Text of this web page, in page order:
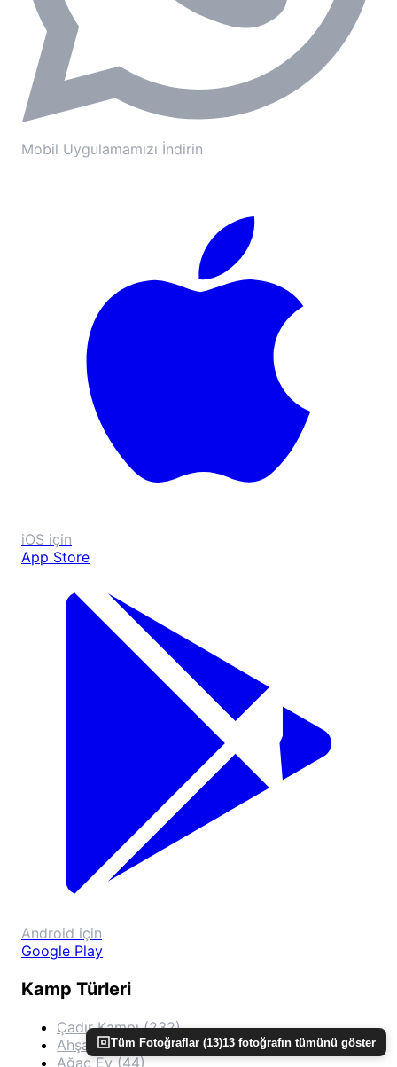
Tüm Fotoğraflar (13)13 fotoğrafın tümünü göster
Mobil Uygulamamızı İndirin
iOS için
App Store
Android için
Google Play
Kamp Türleri
Çadır Kampı (232)
Ahşap Bungalov (44)
Ağaç Ev (44)